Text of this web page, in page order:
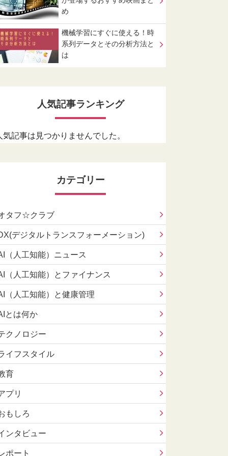
め
機械学習にすぐに使える！時
系列データとその分析方法と
は
人気記事ランキング
気記事は見つかりませんでした。
カテゴリー
タフ☆クラブ
デジタルトランスフォーメーション)
（人工知能）ニュース
（人工知能）とファイナンス
（人工知能）と健康管理
とは何か
クノロジー
イフスタイル
育
プリ
もしろ
ンタビュー
ポート